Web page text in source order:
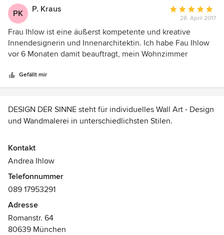
dekoratives und vor allem individuelles Wandbild
entschieden, welches uns Frau Ihlow an die Wand
"gezaubert" hat. Das Wandbild ist ein absoluter Hingucker.
PK P. Kraus
Bewertung:
5
von
5
28. April 2017
Frau Ihlow ist eine äußerst kompetente und kreative
Innendesignerin und Innenarchitektin. Ich habe Fau Ihlow
vor 6 Monaten damit beauftragt, mein Wohnzimmer
Wandgestaltung für den Maler, neue Möbel (Sideboard,
Couch und Tisch) und raffinierte Accessoires wie
mein Wohnzimmer zu einer Wohlfühloase. Ich kann Frau
Ihlow nur wärmstens weiterempfehlen. P. Kraus
Gefällt mir
DESIGN DER SINNE steht für individuelles Wall Art - Design
und Wandmalerei in unterschiedlichsten Stilen.
LASS AUS RÄUMEN DEINE TRÄUME WERDEN.
Mein LEISTUNGSUMFANG:
° Wandmalerei, Wall Art
° individuelles Beratungsgespräch
° Farbberatung
° Projektbetreuung
Kontakt
Andrea Ihlow
Telefonnummer
089 17953291
Adresse
Romanstr. 64
80639 München